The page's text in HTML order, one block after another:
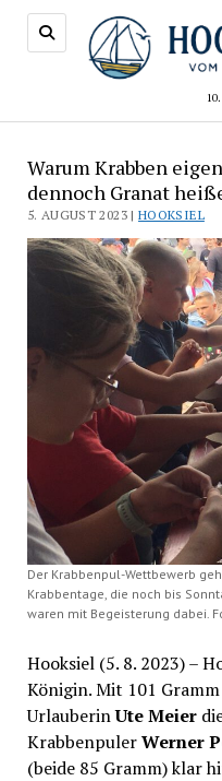
Warum Krabben
dennoch Granat
5. AUGUST 2023 |HOOKSIEL
Der Krabbenpul-Wettbewerb
Krabbentage, die noch bis
waren mit Begeisterung dabei.
Hooksiel (5. 8. 2023) –
Königin. Mit 101
UrlauberinUte Meier
KrabbenpulerWerner
(beide 85 Gramm) klar